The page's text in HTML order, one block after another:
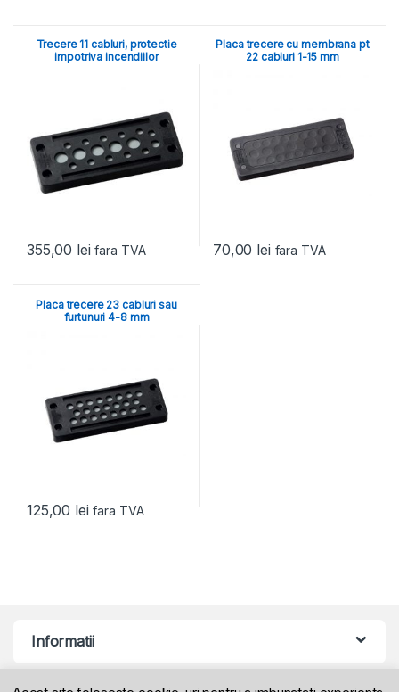
Trecere 11 cabluri, protectie
impotriva incendiilor
355,00 lei fara TVA
Placa trecere cu membrana pt
22 cabluri 1-15 mm
70,00 lei fara TVA
Placa trecere 23 cabluri sau
furtunuri 4-8 mm
125,00 lei fara TVA
Informatii